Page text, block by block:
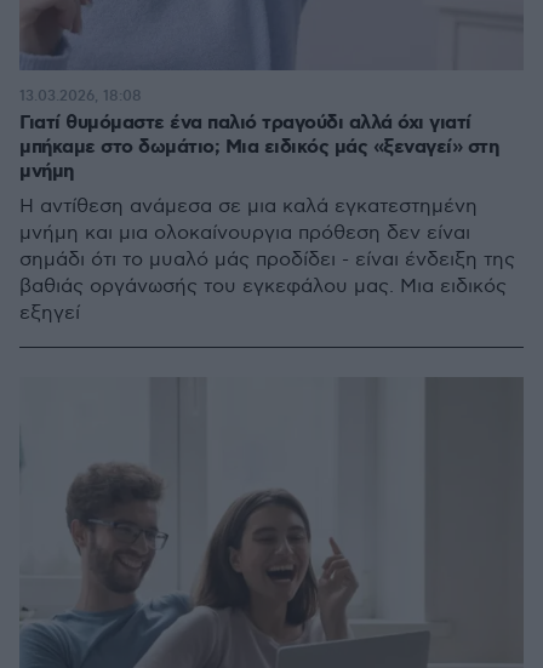
Γιατί θυμόμαστε ένα παλιό τραγούδι αλλά όχι γιατί
μπήκαμε στο δωμάτιο; Μια ειδικός μάς «ξεναγεί» στη
μνήμη
Η αντίθεση ανάμεσα σε μια καλά εγκατεστημένη
μνήμη και μια ολοκαίνουργια πρόθεση δεν είναι
σημάδι ότι το μυαλό μάς προδίδει - είναι ένδειξη της
βαθιάς οργάνωσής του εγκεφάλου μας. Μια ειδικός
εξηγεί
13.03.2026, 18:08